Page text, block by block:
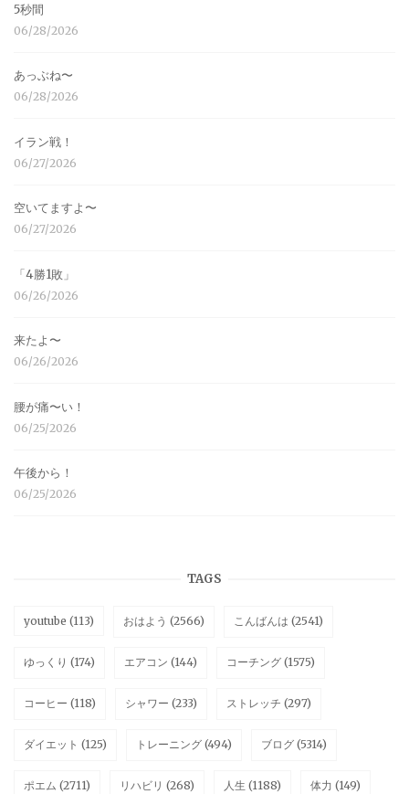
5秒間
06/28/2026
あっぶね〜
06/28/2026
イラン戦！
06/27/2026
空いてますよ〜
06/27/2026
「4勝1敗」
06/26/2026
来たよ〜
06/26/2026
腰が痛〜い！
06/25/2026
午後から！
06/25/2026
TAGS
youtube (113) おはよう (2566) こんばんは (2541)
ゆっくり (174) エアコン (144) コーチング (1575)
コーヒー (118) シャワー (233) ストレッチ (297)
ダイエット (125) トレーニング (494) ブログ (5314)
ポエム (2711) リハビリ (268) 人生 (1188) 体力 (149)